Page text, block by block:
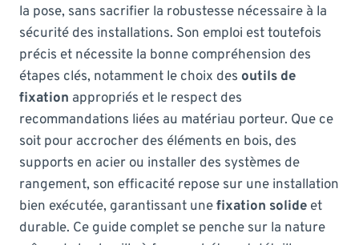
la pose, sans sacrifier la robustesse nécessaire à la
sécurité des installations. Son emploi est toutefois
précis et nécessite la bonne compréhension des
étapes clés, notamment le choix des outils de
fixation appropriés et le respect des
recommandations liées au matériau porteur. Que ce
soit pour accrocher des éléments en bois, des
supports en acier ou installer des systèmes de
rangement, son efficacité repose sur une installation
bien exécutée, garantissant unefixation solide et
durable. Ce guide complet se penche sur la nature